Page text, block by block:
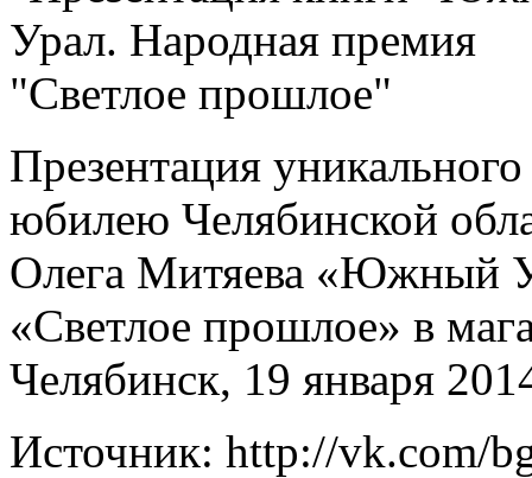
Презентация
юбилею Челябинской
Олега Митяева «Южный
«Светлое прошлое» в
Челябинск, 19 января
Источник: http://vk.com/